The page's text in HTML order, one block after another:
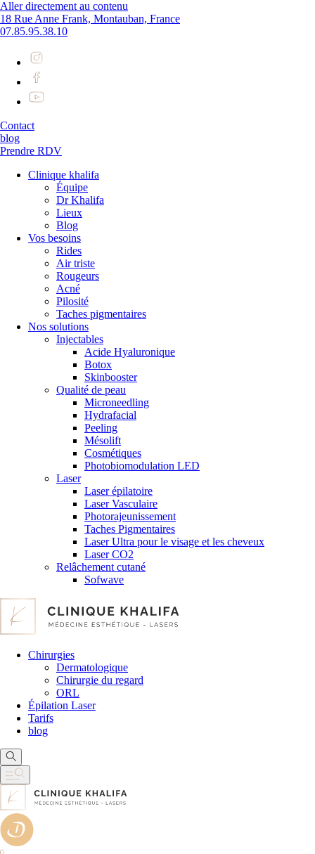
Aller directement au contenu
18 Rue Anne Frank, Montauban, France
07.85.95.38.10
Contact
blog
Prendre RDV
Clinique khalifa
Équipe
Dr Khalifa
Lieux
Blog
Vos besoins
Rides
Air triste
Rougeurs
Acné
Pilosité
Taches pigmentaires
Nos solutions
Injectables
Acide Hyaluronique
Botox
Skinbooster
Qualité de peau
Microneedling
Hydrafacial
Peeling
Mésolift
Cosmétiques
Photobiomodulation LED
Laser
Laser épilatoire
Laser Vasculaire
Photorajeunissement
Taches Pigmentaires
Laser Ultra pour le visage et les cheveux
Laser CO2
Relâchement cutané
Sofwave
Chirurgies
Dermatologique
Chirurgie du regard
ORL
Épilation Laser
Tarifs
blog